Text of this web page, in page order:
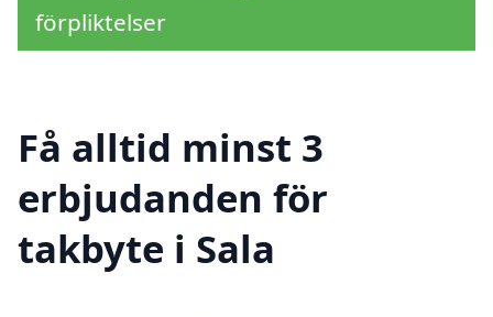
förpliktelser
Få alltid minst 3
erbjudanden för
takbyte i Sala